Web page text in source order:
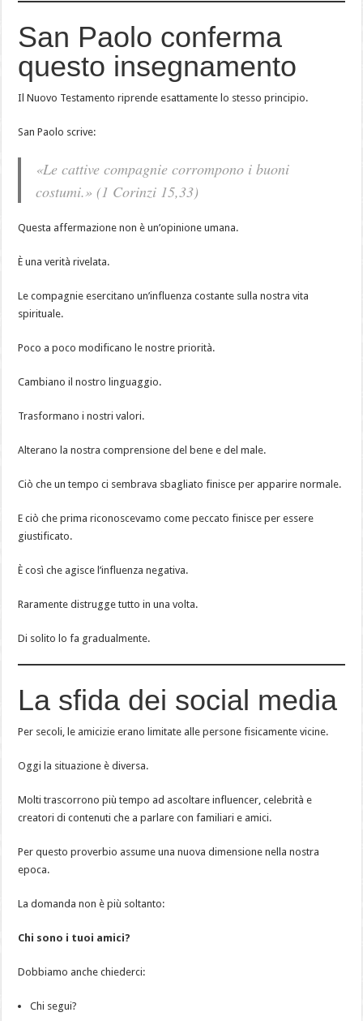
San Paolo conferma
questo insegnamento
Il Nuovo Testamento riprende esattamente lo stesso principio.
San Paolo scrive:
«Le cattive compagnie corrompono i buoni
costumi.» (1 Corinzi 15,33)
Questa affermazione non è un’opinione umana.
È una verità rivelata.
Le compagnie esercitano un’influenza costante sulla nostra vita
spirituale.
Poco a poco modificano le nostre priorità.
Cambiano il nostro linguaggio.
Trasformano i nostri valori.
Alterano la nostra comprensione del bene e del male.
Ciò che un tempo ci sembrava sbagliato finisce per apparire normale.
E ciò che prima riconoscevamo come peccato finisce per essere
giustificato.
È così che agisce l’influenza negativa.
Raramente distrugge tutto in una volta.
Di solito lo fa gradualmente.
La sfida dei social media
Per secoli, le amicizie erano limitate alle persone fisicamente vicine.
Oggi la situazione è diversa.
Molti trascorrono più tempo ad ascoltare influencer, celebrità e
creatori di contenuti che a parlare con familiari e amici.
Per questo proverbio assume una nuova dimensione nella nostra
epoca.
La domanda non è più soltanto:
Chi sono i tuoi amici?
Dobbiamo anche chiederci:
Chi segui?